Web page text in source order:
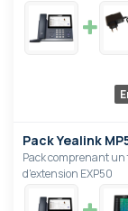
Pack Yealink
Pack comprenant un
d'extension EXP50